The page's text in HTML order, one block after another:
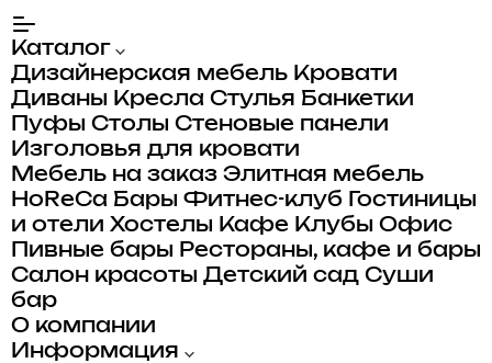
Каталог
Дизайнерская мебель Кровати
Диваны Кресла Стулья Банкетки
Пуфы Столы Стеновые панели
Изголовья для кровати
Мебель на заказ Элитная мебель
HoReCa Бары Фитнес-клуб
Гостиницы
и отели Хостелы Кафе Клубы Офис
Пивные бары Рестораны, кафе и бары
Салон красоты Детский сад Суши
бар
О компании
Информация